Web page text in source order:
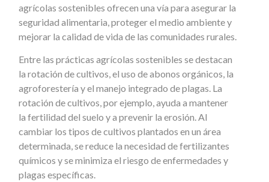
agrícolas sostenibles ofrecen una vía para asegurar la
seguridad alimentaria, proteger el medio ambiente y
mejorar la calidad de vida de las comunidades rurales.
Entre las prácticas agrícolas sostenibles se destacan
la rotación de cultivos, el uso de abonos orgánicos, la
agroforestería y el manejo integrado de plagas. La
rotación de cultivos, por ejemplo, ayuda a mantener
la fertilidad del suelo y a prevenir la erosión. Al
cambiar los tipos de cultivos plantados en un área
determinada, se reduce la necesidad de fertilizantes
químicos y se minimiza el riesgo de enfermedades y
plagas específicas.